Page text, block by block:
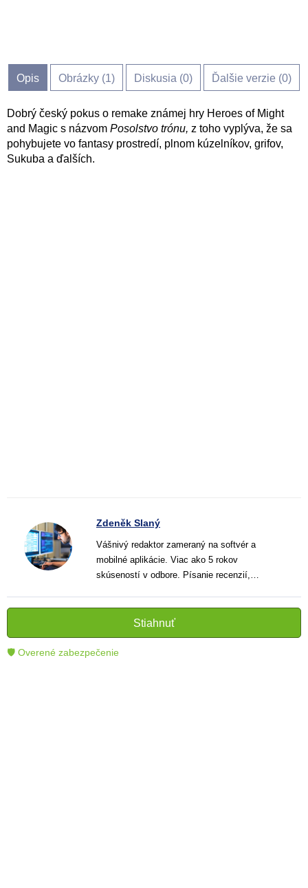
Opis Obrázky (1) Diskusia (0) Ďalšie verzie (0)
Dobrý český pokus o remake známej hry Heroes of Might
and Magic s názvom Posolstvo trónu, z toho vyplýva, že sa
pohybujete vo fantasy prostredí, plnom kúzelníkov, grifov,
Sukuba a ďalších.
Zdeněk Slaný
Vášnivý redaktor zameraný na softvér a
mobilné aplikácie. Viac ako 5 rokov
skúseností v odbore. Písanie recenzií,
informatívnych textov, ktoré pomáhajú
čitateľom lepšie porozumieť a využiť moderné
technológie.
Stiahnuť
🛡 Overené zabezpečenie